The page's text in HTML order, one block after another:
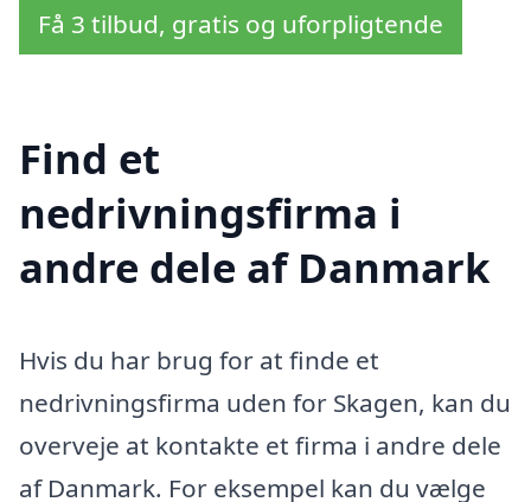
Få 3 tilbud, gratis og uforpligtende
Find et
nedrivningsfirma i
andre dele af Danmark
Hvis du har brug for at finde et
nedrivningsfirma uden for Skagen, kan du
overveje at kontakte et firma i andre dele
af Danmark. For eksempel kan du vælge